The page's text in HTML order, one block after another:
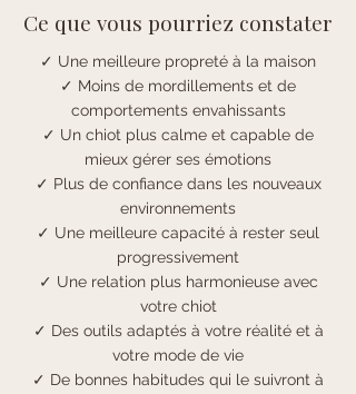
Ce que vous pourriez constater
✓ Une meilleure propreté à la maison
✓ Moins de mordillements et de
comportements envahissants
✓ Un chiot plus calme et capable de
mieux gérer ses émotions
✓ Plus de confiance dans les nouveaux
environnements
✓ Une meilleure capacité à rester seul
progressivement
✓ Une relation plus harmonieuse avec
votre chiot
✓ Des outils adaptés à votre réalité et à
votre mode de vie
✓ De bonnes habitudes qui le suivront à